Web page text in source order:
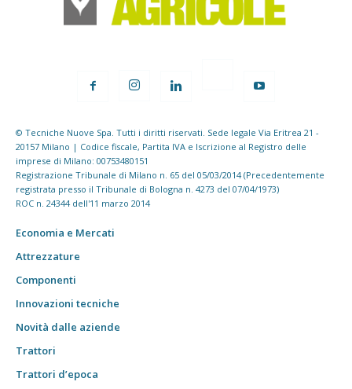
© Tecniche Nuove Spa. Tutti i diritti riservati. Sede legale Via Eritrea 21 -
20157 Milano | Codice fiscale, Partita IVA e Iscrizione al Registro delle
imprese di Milano: 00753480151
Registrazione Tribunale di Milano n. 65 del 05/03/2014 (Precedentemente
registrata presso il Tribunale di Bologna n. 4273 del 07/04/1973)
ROC n. 24344 dell'11 marzo 2014
Economia e Mercati
Attrezzature
Componenti
Innovazioni tecniche
Novità dalle aziende
Trattori
Trattori d’epoca